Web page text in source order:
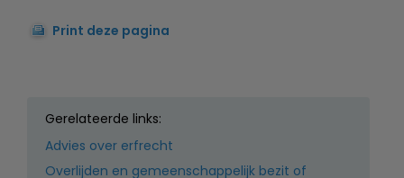
Print deze pagina
Gerelateerde links:
Advies over erfrecht
Overlijden en gemeenschappelijk bezit of